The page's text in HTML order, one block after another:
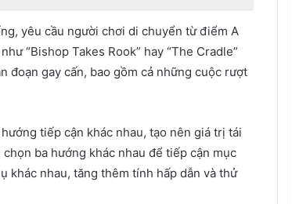
yêu cầu người chơi di chuyển từ điểm A
“Bishop Takes Rook” hay “The Cradle”
đoạn gay cấn, bao gồm cả những cuộc rượt
tiếp cận khác nhau, tạo nên giá trị tái
ba hướng khác nhau để tiếp cận mục
khác nhau, tăng thêm tính hấp dẫn và thử